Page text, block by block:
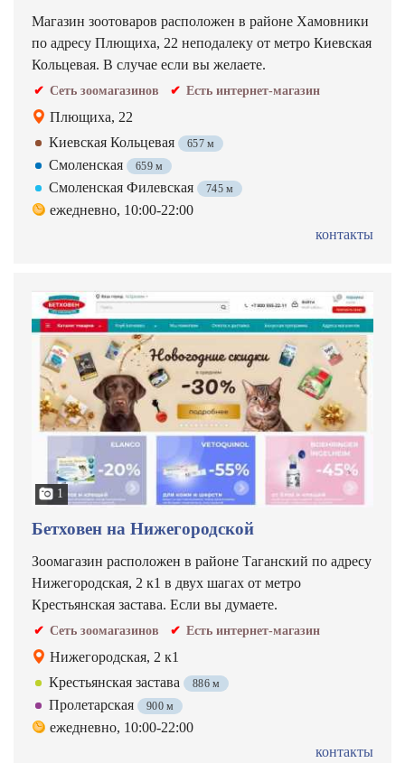
Магазин зоотоваров расположен в районе Хамовники
по адресу Плющиха, 22 неподалеку от метро Киевская
Кольцевая. В случае если вы желаете.
Сеть зоомагазинов Есть интернет-магазин
Плющиха, 22
Киевская Кольцевая
657 м
Смоленская 659 м
Смоленская Филевская 745 м
ежедневно, 10:00-22:00
контакты
1
Бетховен на Нижегородской
Зоомагазин расположен в районе Таганский по адресу
Нижегородская, 2 к1 в двух шагах от метро
Крестьянская застава. Если вы думаете.
Сеть зоомагазинов Есть интернет-магазин
Нижегородская, 2 к1
Крестьянская застава
886 м
Пролетарская 900 м
ежедневно, 10:00-22:00
контакты